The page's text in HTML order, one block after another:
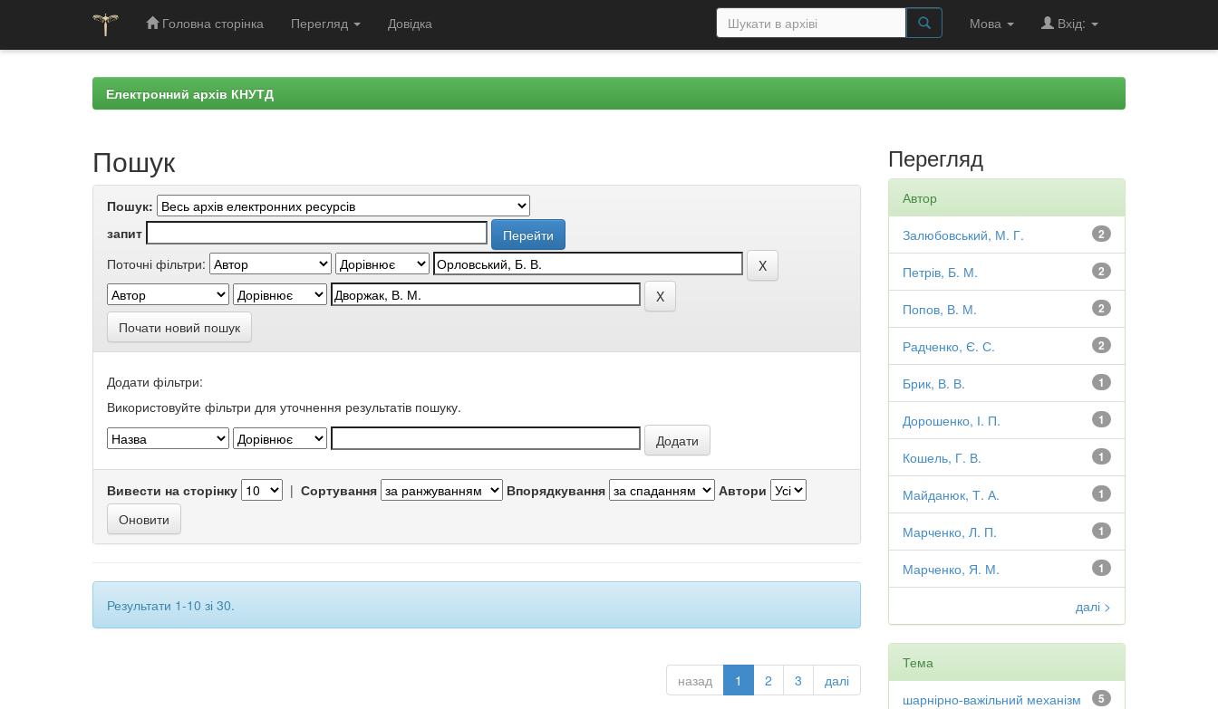
Головна сторінка Перегляд Довідка Мова Вхід:
Електронний архів КНУТД
Пошук
Пошук:
запит
Поточні фільтри:
Почати новий пошук
Додати фільтри:
Використовуйте фільтри для уточнення результатів пошуку.
Вивести на сторінку | Сортування Впорядкування Автори
Результати 1-10 зі 30.
назад 1 2 3 далі
Перегляд
Автор
2
Залюбовський, М. Г.
2
Петрів, Б. М.
2
Попов, В. М.
2
Радченко, Є. С.
1
Брик, В. В.
1
Дорошенко, І. П.
1
Кошель, Г. В.
1
Майданюк, Т. А.
1
Марченко, Л. П.
1
Марченко, Я. М.
далі >
Тема
5
шарнірно-важільний механізм